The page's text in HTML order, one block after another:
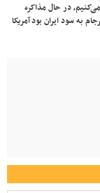
در حال مذاکره
به سود ایران بود آمریکا